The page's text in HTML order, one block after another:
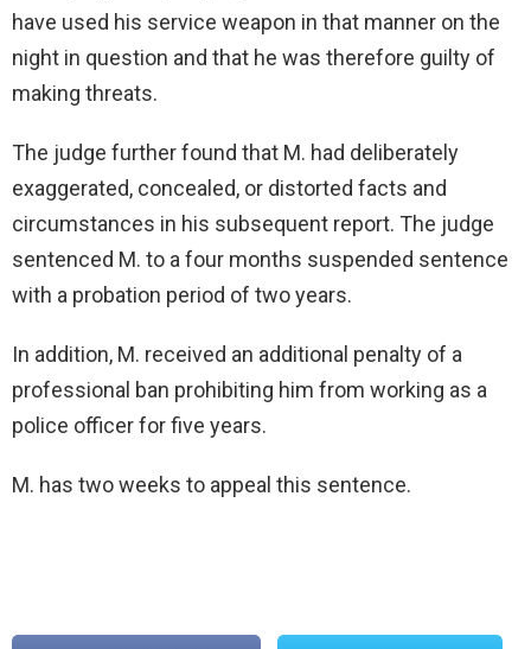
have used his service weapon in that manner on the
night in question and that he was therefore guilty of
making threats.
The judge further found that M. had deliberately
exaggerated, concealed, or distorted facts and
circumstances in his subsequent report. The judge
sentenced M. to a four months suspended sentence
with a probation period of two years.
In addition, M. received an additional penalty of a
professional ban prohibiting him from working as a
police officer for five years.
M. has two weeks to appeal this sentence.